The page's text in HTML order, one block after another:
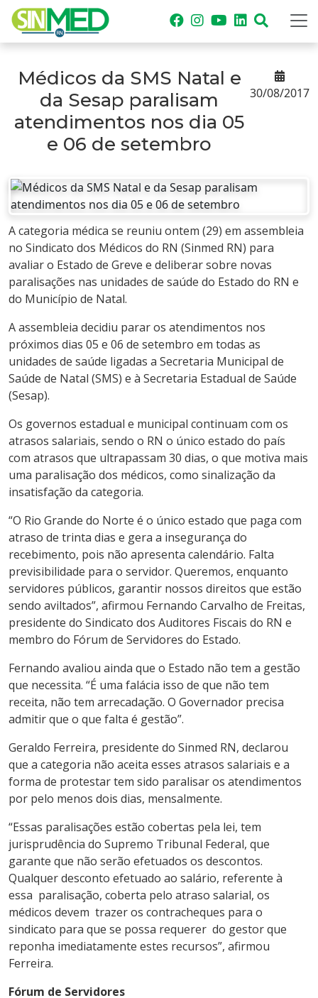
Médicos da SMS Natal e
da Sesap paralisam
atendimentos nos dia 05
e 06 de setembro
30/08/2017
A categoria médica se reuniu ontem (29) em assembleia
no Sindicato dos Médicos do RN (Sinmed RN) para
avaliar o Estado de Greve e deliberar sobre novas
paralisações nas unidades de saúde do Estado do RN e
do Município de Natal.
A assembleia decidiu parar os atendimentos nos
próximos dias 05 e 06 de setembro em todas as
unidades de saúde ligadas a Secretaria Municipal de
Saúde de Natal (SMS) e à Secretaria Estadual de Saúde
(Sesap).
Os governos estadual e municipal continuam com os
atrasos salariais, sendo o RN o único estado do país
com atrasos que ultrapassam 30 dias, o que motiva mais
uma paralisação dos médicos, como sinalização da
insatisfação da categoria.
“O Rio Grande do Norte é o único estado que paga com
atraso de trinta dias e gera a insegurança do
recebimento, pois não apresenta calendário. Falta
previsibilidade para o servidor. Queremos, enquanto
servidores públicos, garantir nossos direitos que estão
sendo aviltados”, afirmou Fernando Carvalho de Freitas,
presidente do Sindicato dos Auditores Fiscais do RN e
membro do Fórum de Servidores do Estado.
Fernando avaliou ainda que o Estado não tem a gestão
que necessita. “É uma falácia isso de que não tem
receita, não tem arrecadação. O Governador precisa
admitir que o que falta é gestão”.
Geraldo Ferreira, presidente do Sinmed RN, declarou
que a categoria não aceita esses atrasos salariais e a
forma de protestar tem sido paralisar os atendimentos
por pelo menos dois dias, mensalmente.
“Essas paralisações estão cobertas pela lei, tem
jurisprudência do Supremo Tribunal Federal, que
garante que não serão efetuados os descontos.
Qualquer desconto efetuado ao salário, referente à
essa paralisação, coberta pelo atraso salarial, os
médicos devem trazer os contracheques para o
sindicato para que se possa requerer do gestor que
reponha imediatamente estes recursos”, afirmou
Ferreira.
Fórum de Servidores